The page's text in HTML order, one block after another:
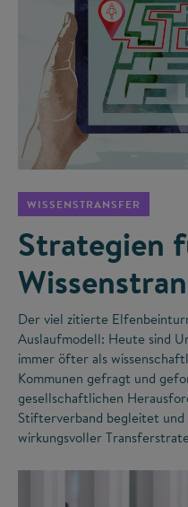
WISSENSTRANSFER
Strategien
Der viel zitierte
Auslaufmodell: Heute sind
immer öfter als
Kommunen gefragt und
gesellschaftlichen
Stifterverband begleitet
wirkungsvoller